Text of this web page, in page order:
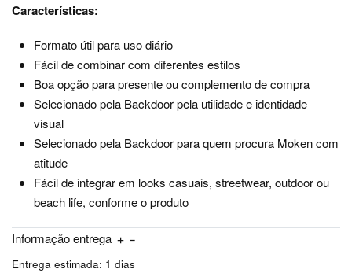
Características:
Formato útil para uso diário
Fácil de combinar com diferentes estilos
Boa opção para presente ou complemento de compra
Selecionado pela Backdoor pela utilidade e identidade
visual
Selecionado pela Backdoor para quem procura Moken com
atitude
Fácil de integrar em looks casuais, streetwear, outdoor ou
beach life, conforme o produto
Informação entrega
Entrega estimada: 1 dias